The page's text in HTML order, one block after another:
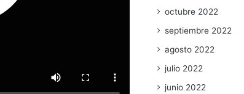
octubre 2022
septiembre 2022
agosto 2022
julio 2022
junio 2022